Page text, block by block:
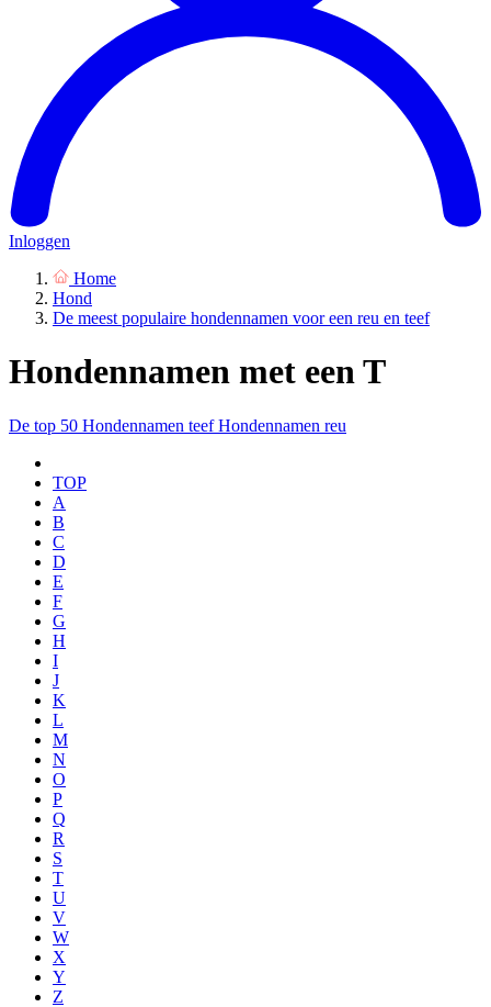
Inloggen
Home
Hond
De meest populaire hondennamen voor een reu en teef
Hondennamen met een T
De top 50 Hondennamen teefHondennamen reu
TOP
A
B
C
D
E
F
G
H
I
J
K
L
M
N
O
P
Q
R
S
T
U
V
W
X
Y
Z